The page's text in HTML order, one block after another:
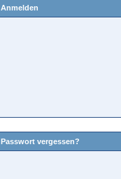
Anmelden
Passwort vergessen?